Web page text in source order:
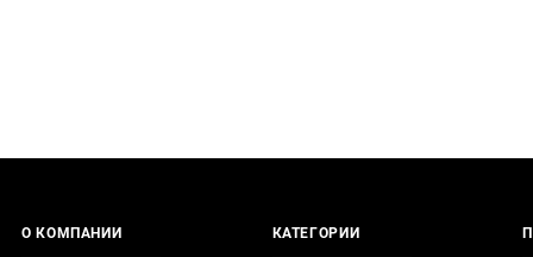
О КОМПАНИИ КАТЕГОРИИ